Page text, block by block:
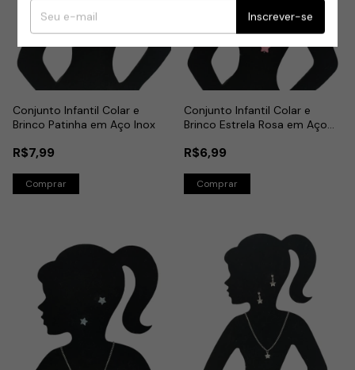
Conjunto Infantil Colar e
Brinco Patinha em Aço Inox
R$7,99
Conjunto Infantil Colar e
Brinco Estrela Rosa em Aço
R$6,99
Inscrever-se